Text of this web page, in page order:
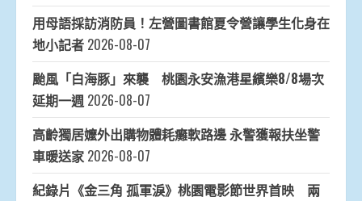
用母語採訪消防員！左營圖書館夏令營讓學生化身在
地小記者 2026-08-07
颱風「白海豚」來襲 桃園永安漁港星繽樂8/8場次
延期一週 2026-08-07
高齡獨居嬤外出購物體耗癱軟路邊 永警獲報扶坐警
車暖送家 2026-08-07
紀錄片《金三角 孤軍淚》桃園電影節世界首映 兩